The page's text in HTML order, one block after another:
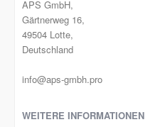
APS GmbH,
Gärtnerweg 16,
49504 Lotte,
Deutschland
info@aps-gmbh.pro
WEITERE INFORMATIONEN